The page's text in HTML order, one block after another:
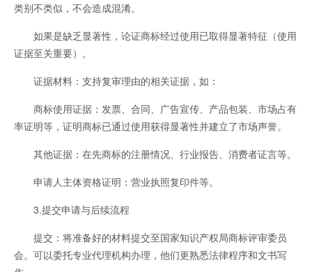
类别不类似，不会造成混淆。
如果是缺乏显著性，论证商标经过使用已取得显著特征（使用
证据至关重要）。
证据材料：支持复审理由的相关证据，如：
商标使用证据：发票、合同、广告宣传、产品包装、市场占有
率证明等，证明商标已通过使用获得显著性并建立了市场声誉。
其他证据：在先商标的注册情况、行业报告、消费者证言等。
申请人主体资格证明：营业执照复印件等。
3.提交申请与后续流程
提交：将准备好的材料提交至国家知识产权局商标评审委员
会。可以委托专业代理机构办理，他们更熟悉法律程序和文书写